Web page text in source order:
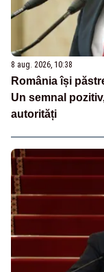
8 aug. 2026, 10:38
România își
Un semnal
autorități